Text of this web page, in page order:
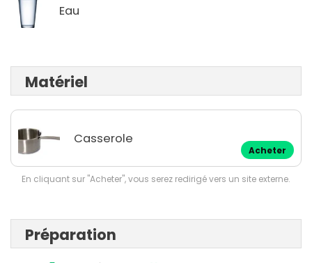
Eau
Matériel
Casserole
Acheter
En cliquant sur "Acheter", vous serez redirigé vers un site externe.
Préparation